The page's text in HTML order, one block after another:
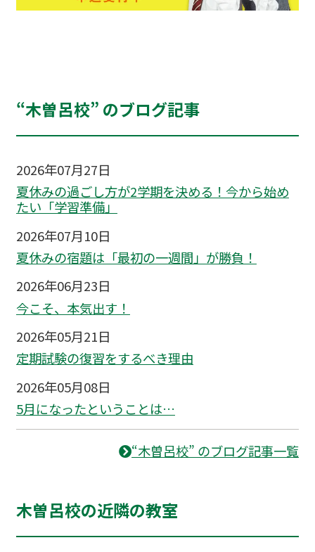
“木曽呂校” のブログ記事
2026年07月27日
夏休みの過ごし方が2学期を決める！今から始め
たい「学習準備」
2026年07月10日
夏休みの宿題は「最初の一週間」が勝負！
2026年06月23日
今こそ、本気出す！
2026年05月21日
定期試験の復習をするべき理由
2026年05月08日
5月になったということは…
“木曽呂校” のブログ記事一覧
木曽呂校の近隣の教室